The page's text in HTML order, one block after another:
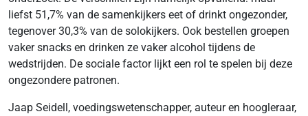
liefst 51,7% van de samenkijkers eet of drinkt ongezonder,
tegenover 30,3% van de solokijkers. Ook bestellen groepen
vaker snacks en drinken ze vaker alcohol tijdens de
wedstrijden. De sociale factor lijkt een rol te spelen bij deze
ongezondere patronen.
Jaap Seidell, voedingswetenschapper, auteur en hoogleraar,